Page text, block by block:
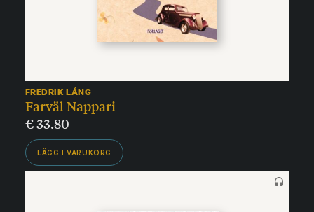
FREDRIK LÅNG
Farväl Nappari
€33.80
LÄGG I VARUKORG